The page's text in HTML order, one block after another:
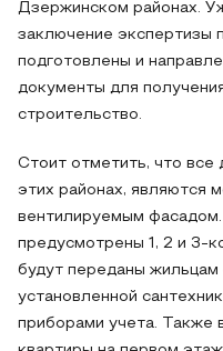
Дзержинском районах.
заключение экспертизы
подготовлены и
документы для
строительство.
Стоит отметить, что
этих районах, являются
вентилируемым
предусмотрены 1, 2 и 3-
будут переданы жильцам
установленной
приборами учета. Также